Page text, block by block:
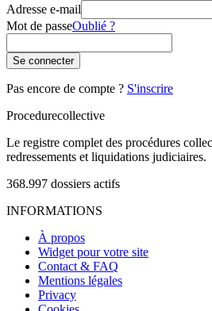
Adresse e-mail
Mot de passeOublié ?
Se connecter
Pas encore de compte ? S'inscrire
Procedurecollective
Le registre complet des procédures
redressements et liquidations judiciaires.
368.997 dossiers actifs
INFORMATIONS
À propos
Widget pour votre site
Contact & FAQ
Mentions légales
Privacy